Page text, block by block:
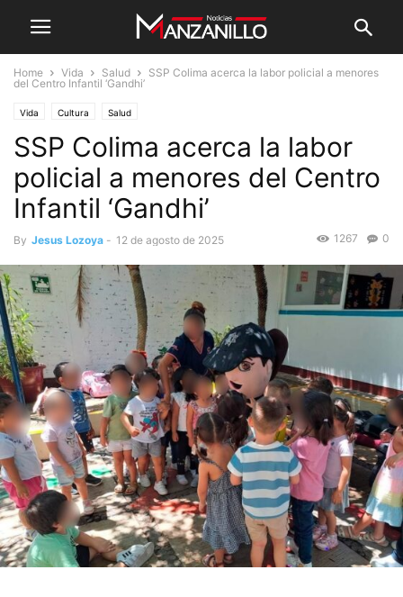
Home Vida Salud
SSP Colima acerca la labor policial a menores
del Centro Infantil ‘Gandhi’
Vida Cultura Salud
SSP Colima acerca la labor
policial a menores del Centro
Infantil ‘Gandhi’
By Jesus Lozoya - 12 de agosto de 2025 0
1267